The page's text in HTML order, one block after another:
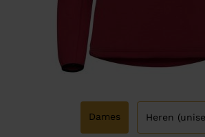
Dames Heren